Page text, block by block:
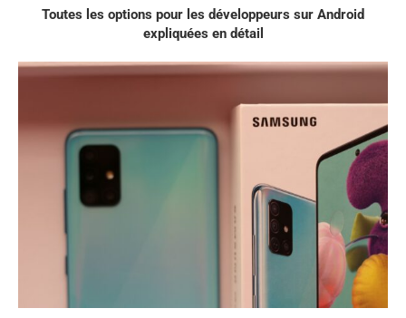
Toutes les options pour les développeurs sur Android
expliquées en détail